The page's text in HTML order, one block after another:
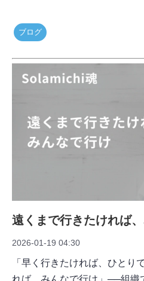
ブログ
遠くまで行きたければ
2026-01-19 04:30
「早く行きたければ、ひとり
れば、みんなで行け」──組織